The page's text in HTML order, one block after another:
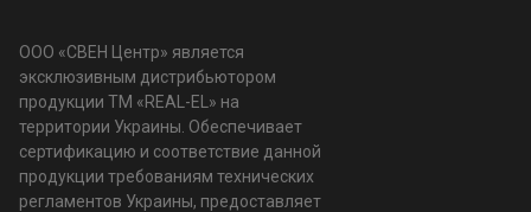
ООО «СВЕН Центр» является
эксклюзивным дистрибьютором
продукции ТМ «REAL-EL» на
территории Украины. Обеспечивает
сертификацию и соответствие данной
продукции требованиям технических
регламентов Украины, предоставляет